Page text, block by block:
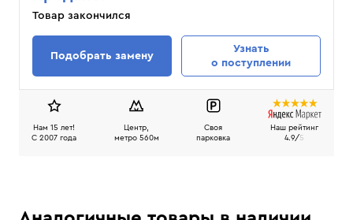
Товар закончился
Подобрать замену
Узнать
о поступлении
Нам 15 лет!
C 2007 года
Центр,
метро 560м
Своя
парковка
Наш рейтинг
4.9/5